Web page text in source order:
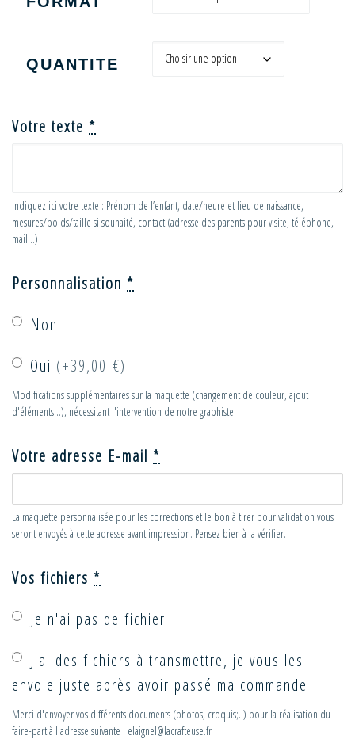
QUANTITE
Votre texte *
Indiquez ici votre texte : Prénom de l’enfant, date/heure et lieu de naissance,
mesures/poids/taille si souhaité, contact (adresse des parents pour visite, téléphone,
mail...)
Personnalisation *
Non
Oui (+39,00 €)
Modifications supplémentaires sur la maquette (changement de couleur, ajout
d'éléments...), nécessitant l'intervention de notre graphiste
Votre adresse E-mail *
La maquette personnalisée pour les corrections et le bon à tirer pour validation vous
seront envoyés à cette adresse avant impression. Pensez bien à la vérifier.
Vos fichiers *
Je n'ai pas de fichier
J'ai des fichiers à transmettre, je vous les
envoie juste après avoir passé ma commande
Merci d'envoyer vos différents documents (photos, croquis;..) pour la réalisation du
faire-part à l'adresse suivante : elaignel@lacrafteuse.fr